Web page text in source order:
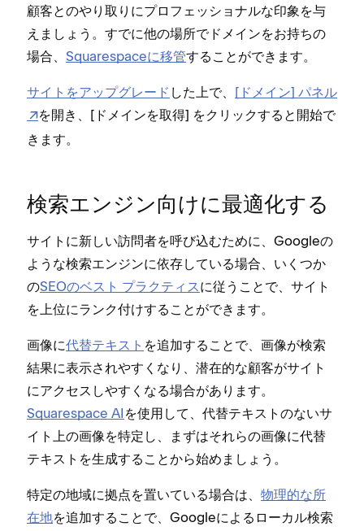
顧客とのやり取りにプロフ⁠ェ⁠ッシ⁠ョナルな印象を与
えまし⁠ょう⁠。すでに他の場所でドメインをお持ちの
場合⁠、 Squarespaceに移管することができます⁠。
サイトをア⁠ップグレ⁠ード した上で⁠、 [⁠ドメイン⁠] パネル
を開き⁠、[⁠ ドメインを取得⁠] をクリ⁠ックすると開始で
きます⁠。
検索エンジン向けに最適化する
サイトに新しい訪問者を呼び込むために⁠、Googleの
ような検索エンジンに依存している場合⁠、いくつか
のSEOのベスト プラクテ⁠ィスに従うことで⁠、サイト
を上位にランク付けすることができます⁠。
画像に代替テキスト を追加することで⁠、画像が検索
結果に表示されやすくなり⁠、潜在的な顧客がサイト
にアクセスしやすくなる場合があります⁠。
Squarespace AI を使用して⁠、代替テキストのないサ
イト上の画像を特定し⁠、まずはそれらの画像に代替
テキストを生成することから始めまし⁠ょう⁠。
特定の地域に拠点を置いている場合は⁠、 物理的な所
在地を追加することで⁠、Googleによるロ⁠ーカル検索